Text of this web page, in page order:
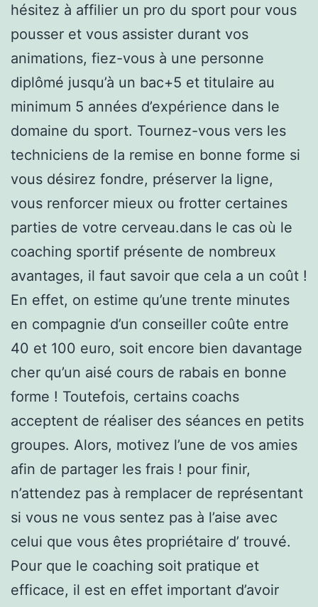
hésitez à affilier un pro du sport pour vous
pousser et vous assister durant vos
animations, fiez-vous à une personne
diplômé jusqu’à un bac+5 et titulaire au
minimum 5 années d’expérience dans le
domaine du sport. Tournez-vous vers les
techniciens de la remise en bonne forme si
vous désirez fondre, préserver la ligne,
vous renforcer mieux ou frotter certaines
parties de votre cerveau.dans le cas où le
coaching sportif présente de nombreux
avantages, il faut savoir que cela a un coût !
En effet, on estime qu’une trente minutes
en compagnie d’un conseiller coûte entre
40 et 100 euro, soit encore bien davantage
cher qu’un aisé cours de rabais en bonne
forme ! Toutefois, certains coachs
acceptent de réaliser des séances en petits
groupes. Alors, motivez l’une de vos amies
afin de partager les frais ! pour finir,
n’attendez pas à remplacer de représentant
si vous ne vous sentez pas à l’aise avec
celui que vous êtes propriétaire d’ trouvé.
Pour que le coaching soit pratique et
efficace, il est en effet important d’avoir